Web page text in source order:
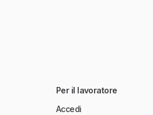
Per il lavoratore
Accedi